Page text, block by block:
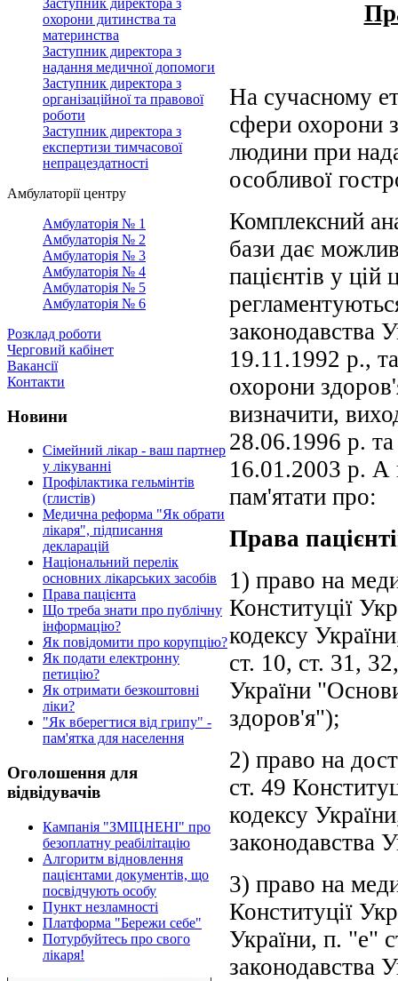
Заступник директора з
охорони дитинства та
материнства
Заступник директора з
надання медичної допомоги
Заступник директора з
організаційної та правової
роботи
Заступник директора з
експертизи тимчасової
непрацездатності
Амбулаторії центру
Амбулаторія № 1
Амбулаторія № 2
Амбулаторія № 3
Амбулаторія № 4
Амбулаторія № 5
Амбулаторія № 6
Розклад роботи
Черговий кабінет
Вакансії
Контакти
Новини
Сімейний лікар - ваш партнер
у лікуванні
Профілактика гельмінтів
(глистів)
Медична реформа "Як обрати
лікаря", підписання
декларацій
Національний перелік
основних лікарських засобів
Права пацієнта
Що треба знати про публічну
інформацію?
Як повідомити про корупцію?
Як подати електронну
петицію?
Як отримати безкоштовні
ліки?
"Як вберегтися від грипу" -
пам'ятка для населення
Оголошення для
відвідувачів
Кампанія "ЗМІЦНЕНІ" про
безоплатну реабілітацію
Алгоритм відновлення
пацієнтами документів, що
посвідчують особу
Пункт незламності
Платформа "Бережи себе"
Потурбуйтесь про свого
лікаря!
На сучасному
сфери охорони
людини при
особливої
Комплексний
бази дає
пацієнтів у цій
законодавства
19.11.1992 р.,
охорони
визначити,
28.06.1996 р. та
16.01.2003 р. А
пам'ятати про:
Права
1) право на
Конституції
кодексу
ст. 10, ст. 31,
України
здоров'я");
2) право на
ст. 49
кодексу
законодавства
3) право на
Конституції
України, п. "е"
законодавства